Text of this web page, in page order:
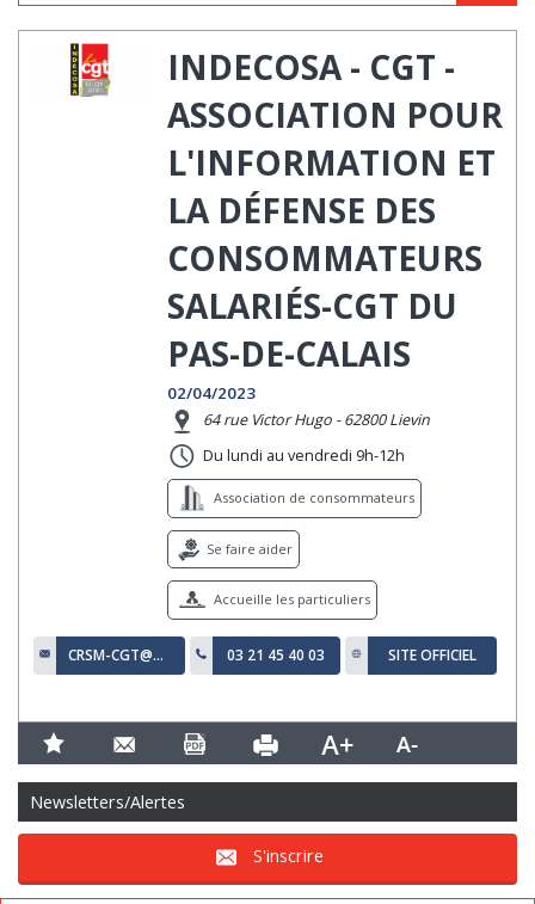
INDECOSA - CGT -
ASSOCIATION POUR
L'INFORMATION ET
LA DÉFENSE DES
CONSOMMATEURS
SALARIÉS-CGT DU
PAS-DE-CALAIS
02/04/2023
64 rue Victor Hugo - 62800 Lievin
Du lundi au vendredi 9h-12h
Association de consommateurs
Se faire aider
Accueille les particuliers
CRSM-CGT@WANADOO.FR 03 21 45 40 03 SITE OFFICIEL
Newsletters/Alertes
S'inscrire